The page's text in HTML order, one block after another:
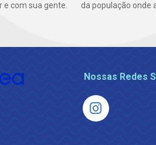
e com sua gente.
da população onde
Nossas Redes